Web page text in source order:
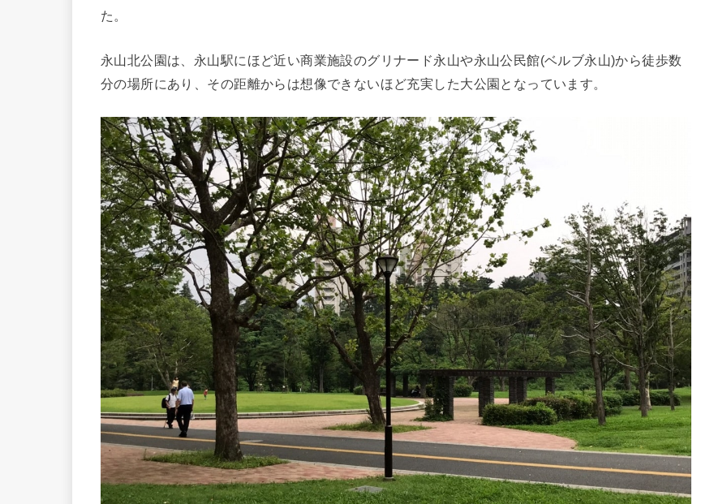
た。
永山北公園は、永山駅にほど近い商業施設のグリナード永山や永山公民館(ベルブ永山)から徒歩数
分の場所にあり、その距離からは想像できないほど充実した大公園となっています。